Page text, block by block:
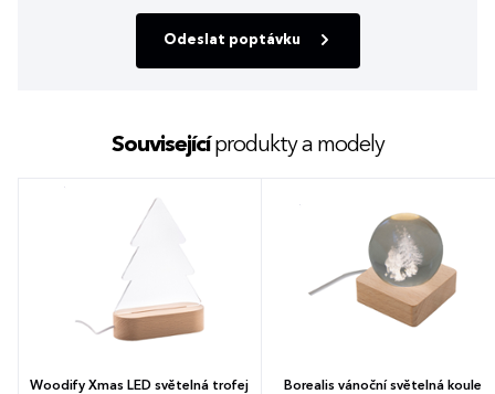
Odeslat poptávku
Souvisejícíprodukty a modely
Woodify Xmas LED světelná trofej
Borealis vánoční světelná koule